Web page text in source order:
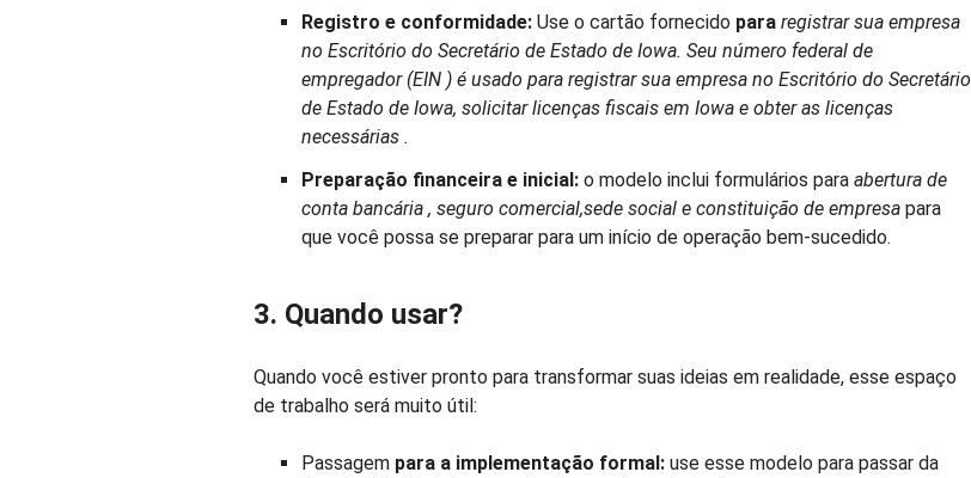
Registro e conformidade: Use o cartão fornecido para registrar sua empresa
no Escritório do Secretário de Estado de Iowa. Seu número federal de
empregador (EIN ) é usado para registrar sua empresa no Escritório do Secretário
de Estado de Iowa, solicitar licenças fiscais em Iowa e obter as licenças
necessárias .
Preparação financeira e inicial: o modelo inclui formulários para abertura de
conta bancária , seguro comercial,sede social e constituição de empresa para
que você possa se preparar para um início de operação bem-sucedido.
3. Quando usar?
Quando você estiver pronto para transformar suas ideias em realidade, esse espaço
de trabalho será muito útil:
Passagem para a implementação formal: use esse modelo para passar da